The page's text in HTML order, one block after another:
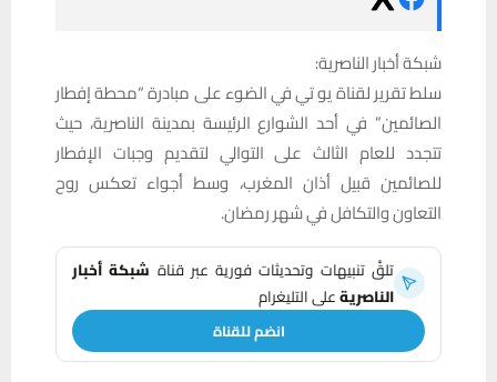
شبكة أخبار الناصرية:
سلط تقرير لقناة يو تي في الضوء على مبادرة “محطة إفطار
الصائمين” في أحد الشوارع الرئيسة بمدينة الناصرية، حيث
تتجدد للعام الثالث على التوالي لتقديم وجبات الإفطار
للصائمين قبيل أذان المغرب، وسط أجواء تعكس روح
التعاون والتكافل في شهر رمضان.
تلقَّ تنبيهات وتحديثات فورية عبر قناة شبكة أخبار
الناصريةعلى التليغرام
انضم للقناة